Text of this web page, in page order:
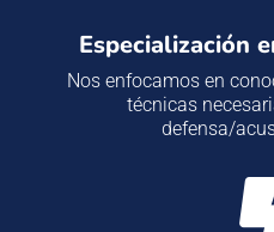
Especialización
Nos enfocamos en
técnicas
defensa/